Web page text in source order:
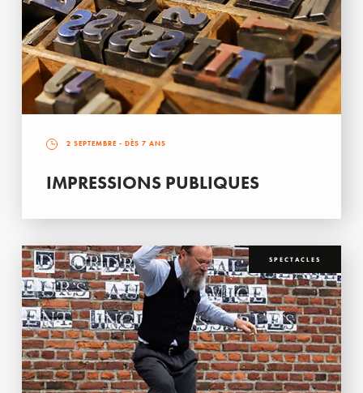
2 SEPTEMBRE - DÈS 7 ANS
IMPRESSIONS PUBLIQUES
SPECTACLES